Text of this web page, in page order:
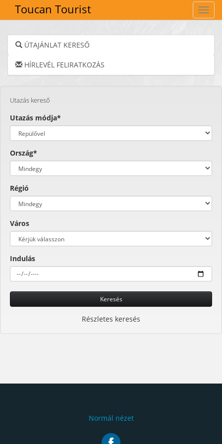
Toucan Tourist
ÚTAJÁNLAT KERESŐ
HÍRLEVÉL FELIRATKOZÁS
Utazás kereső
Utazás módja*
Ország*
Régió
Város
Indulás
Keresés
Részletes keresés
Normál nézet